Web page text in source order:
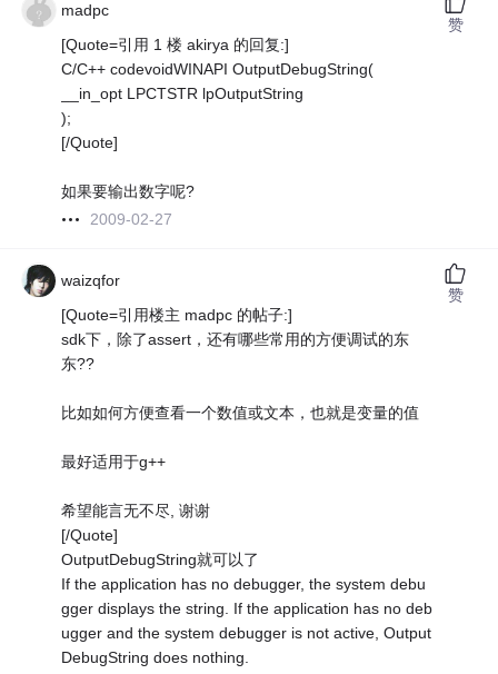
madpc
[Quote=引用 1 楼 akirya 的回复:]
C/C++ codevoidWINAPI OutputDebugString(
__in_opt LPCTSTR lpOutputString
);
[/Quote]
如果要输出数字呢?
2009-02-27
赞
waizqfor
[Quote=引用楼主 madpc 的帖子:]
sdk下，除了assert，还有哪些常用的方便调试的东
东??
比如如何方便查看一个数值或文本，也就是变量的值
最好适用于g++
希望能言无不尽, 谢谢
[/Quote]
OutputDebugString就可以了
If the application has no debugger, the system debu
gger displays the string. If the application has no deb
ugger and the system debugger is not active, Output
DebugString does nothing.
赞